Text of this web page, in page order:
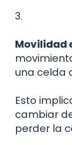
3.
Movilidad
una celda
Esto
cambiar
perder la